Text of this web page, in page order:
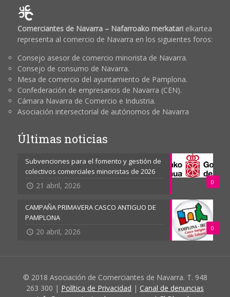
Comerciantes de Navarra – Nafarroako merkatarielkartea
representa al comercio de Navarra en los siguientes foros:
Consejo asesor de comercio minorista de Navarra.
Consejo de consumo de Navarra.
Mesa de comercio del ayuntamiento de Pamplona.
Confederación de empresarios de Navarra (CEN).
Cámara Navarra de Comercio e Industria.
Asociación intersectorial de autónomos de Navarra
Últimas noticias
0
Subvenciones para el fomento y gestión de
colectivos comerciales minoristas de 2026
21 abril, 2026
0
CAMPAÑA PRIMAVERA CASCO ANTIGUO DE
PAMPLONA
20 abril, 2026
© 2018 Asociación de Comerciantes de Navarra. T. 948
263 300 | Política de Privacidad | Canal de denuncias